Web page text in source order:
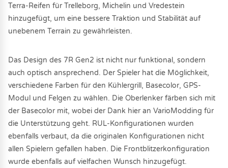
Terra-Reifen für Trelleborg, Michelin und Vredestein
hinzugefügt, um eine bessere Traktion und Stabilität auf
unebenem Terrain zu gewährleisten.
Das Design des 7R Gen2 ist nicht nur funktional, sondern
auch optisch ansprechend. Der Spieler hat die Möglichkeit,
verschiedene Farben für den Kühlergrill, Basecolor, GPS-
Modul und Felgen zu wählen. Die Oberlenker färben sich mit
der Basecolor mit, wobei der Dank hier an VarioModding für
die Unterstützung geht. RUL-Konfigurationen wurden
ebenfalls verbaut, da die originalen Konfigurationen nicht
allen Spielern gefallen haben. Die Frontblitzerkonfiguration
wurde ebenfalls auf vielfachen Wunsch hinzugefügt.